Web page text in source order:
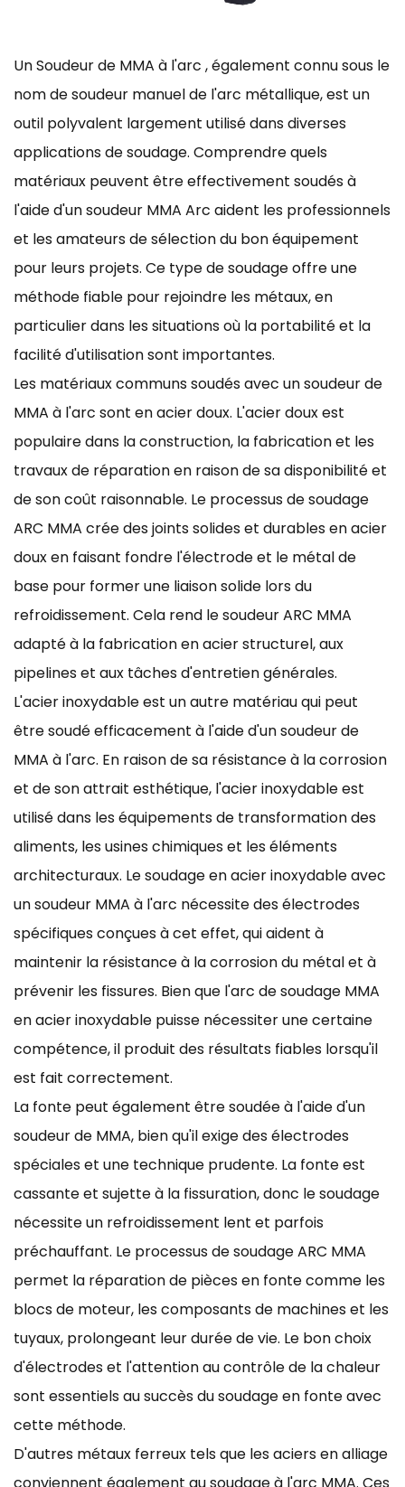
UnSoudeur de MMA à l'arc , également connu sous le
nom de soudeur manuel de l'arc métallique, est un
outil polyvalent largement utilisé dans diverses
applications de soudage. Comprendre quels
matériaux peuvent être effectivement soudés à
l'aide d'un soudeur MMA Arc aident les professionnels
et les amateurs de sélection du bon équipement
pour leurs projets. Ce type de soudage offre une
méthode fiable pour rejoindre les métaux, en
particulier dans les situations où la portabilité et la
facilité d'utilisation sont importantes.
Les matériaux communs soudés avec un soudeur de
MMA à l'arc sont en acier doux. L'acier doux est
populaire dans la construction, la fabrication et les
travaux de réparation en raison de sa disponibilité et
de son coût raisonnable. Le processus de soudage
ARC MMA crée des joints solides et durables en acier
doux en faisant fondre l'électrode et le métal de
base pour former une liaison solide lors du
refroidissement. Cela rend le soudeur ARC MMA
adapté à la fabrication en acier structurel, aux
pipelines et aux tâches d'entretien générales.
L'acier inoxydable est un autre matériau qui peut
être soudé efficacement à l'aide d'un soudeur de
MMA à l'arc. En raison de sa résistance à la corrosion
et de son attrait esthétique, l'acier inoxydable est
utilisé dans les équipements de transformation des
aliments, les usines chimiques et les éléments
architecturaux. Le soudage en acier inoxydable avec
un soudeur MMA à l'arc nécessite des électrodes
spécifiques conçues à cet effet, qui aident à
maintenir la résistance à la corrosion du métal et à
prévenir les fissures. Bien que l'arc de soudage MMA
en acier inoxydable puisse nécessiter une certaine
compétence, il produit des résultats fiables lorsqu'il
est fait correctement.
La fonte peut également être soudée à l'aide d'un
soudeur de MMA, bien qu'il exige des électrodes
spéciales et une technique prudente. La fonte est
cassante et sujette à la fissuration, donc le soudage
nécessite un refroidissement lent et parfois
préchauffant. Le processus de soudage ARC MMA
permet la réparation de pièces en fonte comme les
blocs de moteur, les composants de machines et les
tuyaux, prolongeant leur durée de vie. Le bon choix
d'électrodes et l'attention au contrôle de la chaleur
sont essentiels au succès du soudage en fonte avec
cette méthode.
D'autres métaux ferreux tels que les aciers en alliage
conviennent également au soudage à l'arc MMA. Ces